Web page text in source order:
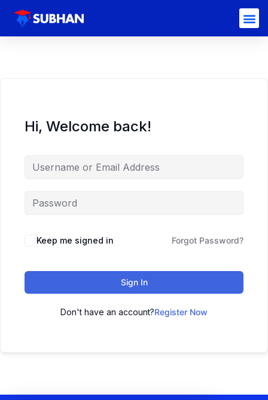
Hi, Welcome back!
Keep me signed in Forgot Password?
Sign In
Don't have an account?Register Now